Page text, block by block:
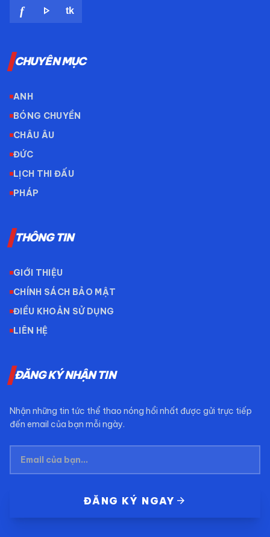
f play_arrow tk
CHUYÊN MỤC
ANH
BÓNG CHUYỀN
CHÂU ÂU
ĐỨC
LỊCH THI ĐẤU
PHÁP
THÔNG TIN
GIỚI THIỆU
CHÍNH SÁCH BẢO MẬT
ĐIỀU KHOẢN SỬ DỤNG
LIÊN HỆ
ĐĂNG KÝ NHẬN TIN
Nhận những tin tức thể thao nóng hổi nhất được gửi trực tiếp
đến email của bạn mỗi ngày.
ĐĂNG KÝ NGAY arrow_forward